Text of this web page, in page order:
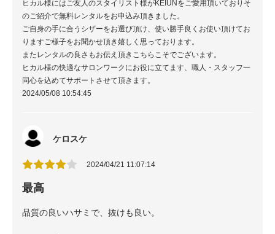
ヒカル様にはご友人のスタイリスト様がKEIUNをご愛用頂いておりそ
のご紹介で無料レンタルをお申込み頂きました。
ご自身の手に合うシザーをお選び頂け、使い勝手良くお使い頂けてお
りますご様子をお聞かせ頂き嬉しく思っております。
またレンタルの良さもお伝え頂きこちらこそでございます。
ヒカル様の快適なサロンワークにお役に立てます、職人・スタッフ一
同心を込めてサポートさせて頂きます。
2024/05/08 10:54:45
ケロスケ
2024/04/21 11:07:14
最高
品質の良いハサミで、抜けも良い。